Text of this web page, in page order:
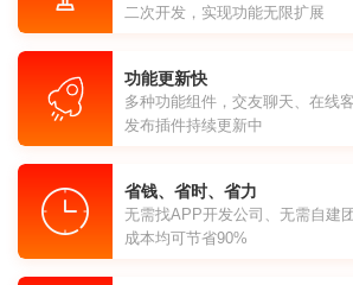
二次开发，实现功能无限扩展
功能更新快
多种功能组件，交友聊天、在线
发布插件持续更新中
省钱、省时、省力
无需找APP开发公司、无需自建
成本均可节省90%